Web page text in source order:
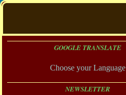
GOOGLE TRANSLATE
Choose your Language
NEWSLETTER